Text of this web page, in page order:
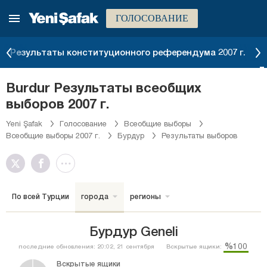
ГОЛОСОВАНИЕ
Результаты конституционного референдума 2007 г.
Burdur Результаты всеобщих
выборов 2007 г.
Yeni Şafak Голосование
Всеобщие выборы
Всеобщие выборы 2007 г.
Бурдур Результаты выборов
По всей Турции города регионы
Бурдур Geneli
последние обновления: 20:02, 21 сентября Вскрытые ящики: %100
Вскрытые ящики